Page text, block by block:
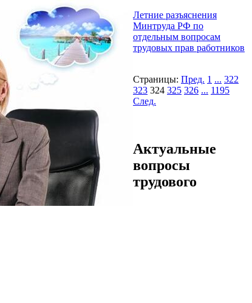
Летние разъяснения
Минтруда РФ по
отдельным вопросам
трудовых прав работников
Страницы: Пред. 1 ... 322
323 324 325 326 ... 1195
След.
Актуальные
вопросы
трудового